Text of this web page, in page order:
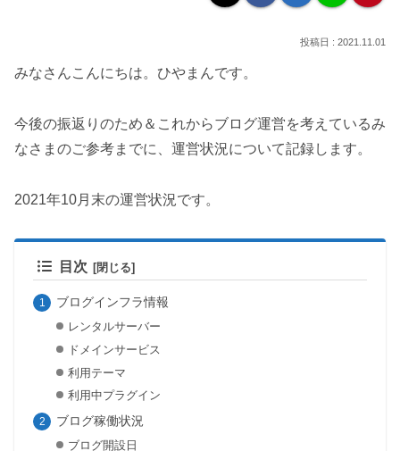
2021.11.01
みなさんこんにちは。ひやまんです。
今後の振返りのため＆これからブログ運営を考えているみ
なさまのご参考までに、運営状況について記録します。
2021年10月末の運営状況です。
目次
ブログインフラ情報
レンタルサーバー
ドメインサービス
利用テーマ
利用中プラグイン
ブログ稼働状況
ブログ開設日